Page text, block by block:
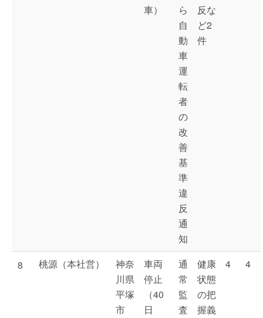
車）
ら
自
動
車
運
転
者
の
改
善
基
準
違
反
通
知
反な
ど2
件
8 桃源（本社営）
神奈
川県
平塚
市
車両
停止
（40
日
通
常
監
査
健康
状態
の把
握義
4 4